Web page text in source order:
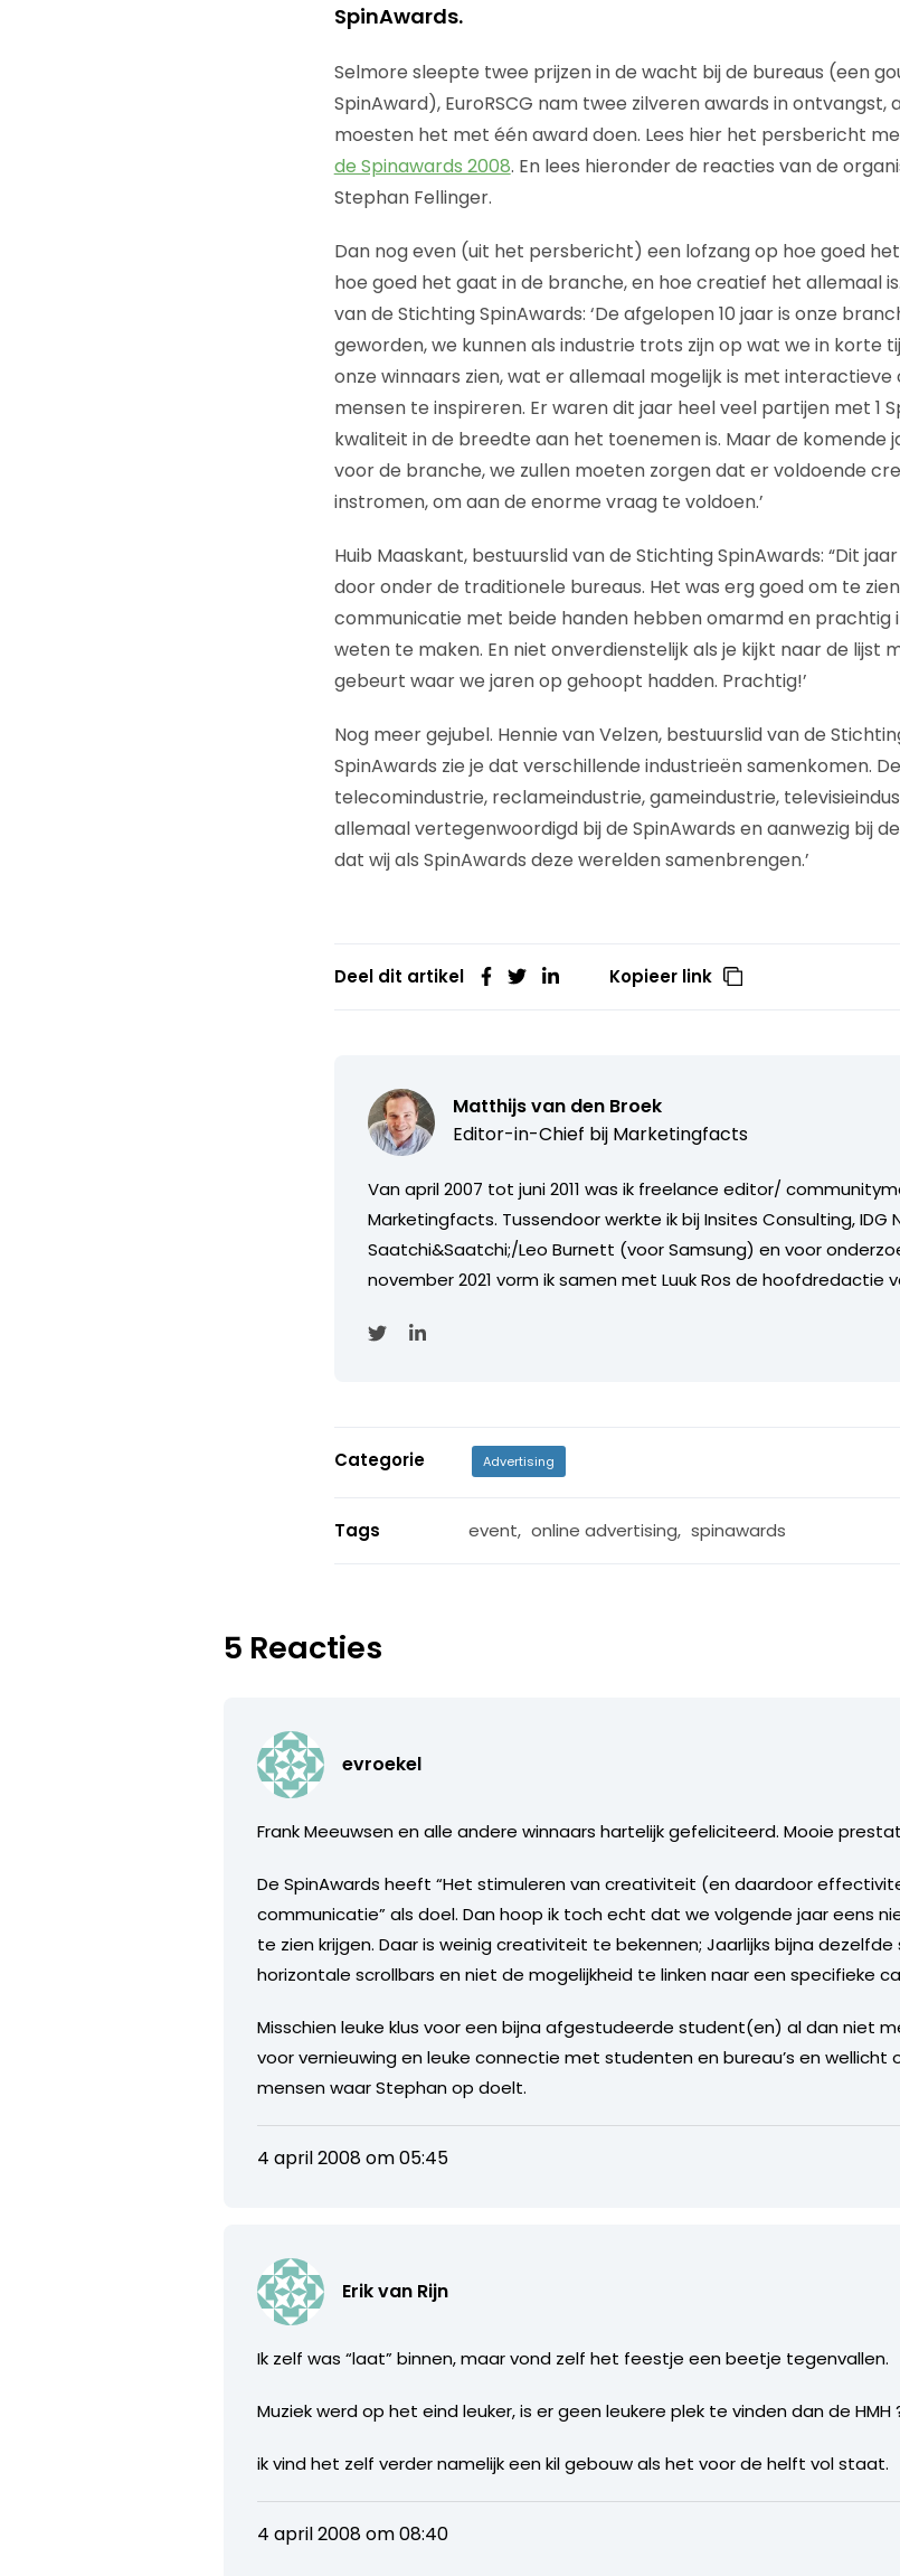
SpinAwards.
Selmore sleepte twee prijzen in de wacht bij de bureaus (een
SpinAward), EuroRSCG nam twee zilveren awards in ontvangst,
moesten het met één award doen. Lees hier het persbericht
de Spinawards 2008. En lees hieronder de reacties van de
Stephan Fellinger.
Dan nog even (uit het persbericht) een lofzang op hoe goed het
hoe goed het gaat in de branche, en hoe creatief het allemaal
van de Stichting SpinAwards: ‘De afgelopen 10 jaar is onze
geworden, we kunnen als industrie trots zijn op wat we in korte
onze winnaars zien, wat er allemaal mogelijk is met
mensen te inspireren. Er waren dit jaar heel veel partijen met 1
kwaliteit in de breedte aan het toenemen is. Maar de komende
voor de branche, we zullen moeten zorgen dat er voldoende
instromen, om aan de enorme vraag te voldoen.’
Huib Maaskant, bestuurslid van de Stichting SpinAwards: “Dit
door onder de traditionele bureaus. Het was erg goed om te
communicatie met beide handen hebben omarmd en
weten te maken. En niet onverdienstelijk als je kijkt naar de lijst
gebeurt waar we jaren op gehoopt hadden. Prachtig!’
Nog meer gejubel. Hennie van Velzen, bestuurslid van de
SpinAwards zie je dat verschillende industrieën samenkomen.
telecomindustrie, reclameindustrie, gameindustrie,
allemaal vertegenwoordigd bij de SpinAwards en aanwezig bij
dat wij als SpinAwards deze werelden samenbrengen.’
Deel dit artikel Kopieer link
Matthijs van den Broek
Editor-in-Chief bij Marketingfacts
Van april 2007 tot juni 2011 was ik freelance editor/
Marketingfacts. Tussendoor werkte ik bij Insites Consulting, IDG
Saatchi&Saatchi;/Leo Burnett (voor Samsung) en voor
november 2021 vorm ik samen met Luuk Ros de hoofdredactie
Categorie Advertising
Tags event, online advertising, spinawards
5 Reacties
evroekel
Frank Meeuwsen en alle andere winnaars hartelijk gefeliciteerd. Mooie
De SpinAwards heeft “Het stimuleren van creativiteit (en daardoor
communicatie” als doel. Dan hoop ik toch echt dat we volgende jaar eens
te zien krijgen. Daar is weinig creativiteit te bekennen; Jaarlijks bijna
horizontale scrollbars en niet de mogelijkheid te linken naar een specifieke
Misschien leuke klus voor een bijna afgestudeerde student(en) al dan niet
voor vernieuwing en leuke connectie met studenten en bureau’s en
mensen waar Stephan op doelt.
4 april 2008 om 05:45
Erik van Rijn
Ik zelf was “laat” binnen, maar vond zelf het feestje een beetje tegenvallen.
Muziek werd op het eind leuker, is er geen leukere plek te vinden dan de HMH
ik vind het zelf verder namelijk een kil gebouw als het voor de helft vol staat.
4 april 2008 om 08:40